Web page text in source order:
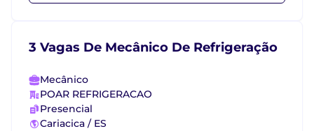
3 Vagas De Mecânico De Refrigeração
Mecânico
POAR REFRIGERACAO
Presencial
Cariacica / ES